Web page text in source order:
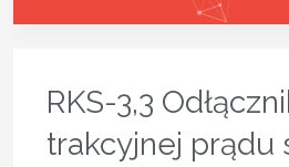
RKS-3,3
trakcyjnej prądu